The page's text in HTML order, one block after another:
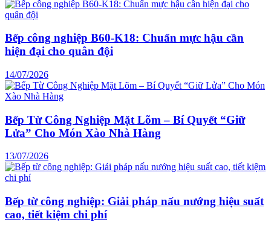
Bếp công nghiệp B60-K18: Chuẩn mực hậu cần
hiện đại cho quân đội
14/07/2026
Bếp Từ Công Nghiệp Mặt Lõm – Bí Quyết “Giữ
Lửa” Cho Món Xào Nhà Hàng
13/07/2026
Bếp từ công nghiệp: Giải pháp nấu nướng hiệu suất
cao, tiết kiệm chi phí